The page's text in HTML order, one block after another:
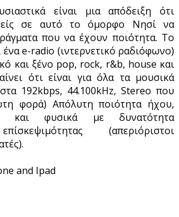
είναι μια απόδειξη ότι
σε αυτό το όμορφο Νησί να
που να έχουν ποιότητα. Το
ένα e-radio (ιντερνετικό ραδιόφωνο)
και ξένο pop, rock, r&b, house και
ότι είναι για όλα τα μουσικά
192kbps, 44.100kHz, Stereo που
φορά) Απόλυτη ποιότητα ήχου,
και φυσικά με δυνατότητα
(απεριόριστοι
and Ipad